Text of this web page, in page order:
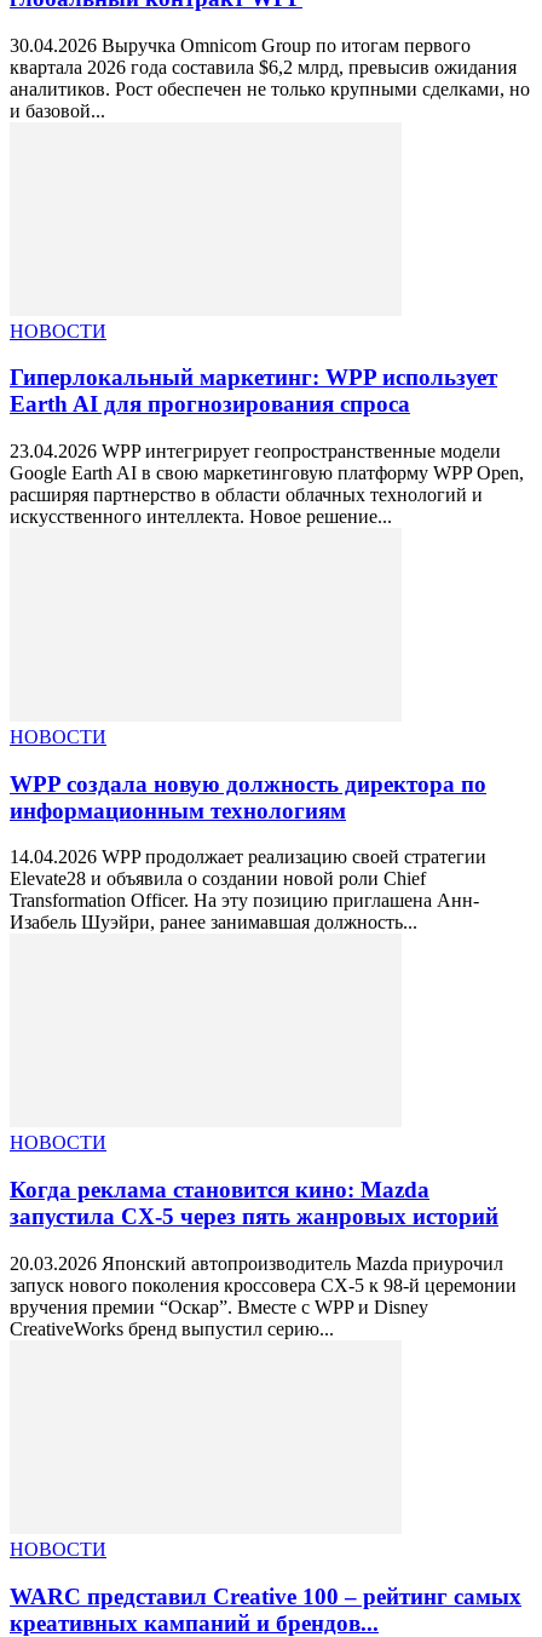
30.04.2026 Выручка Omnicom Group по итогам первого
квартала 2026 года составила $6,2 млрд, превысив ожидания
аналитиков. Рост обеспечен не только крупными сделками, но
и базовой...
НОВОСТИ
Гиперлокальный маркетинг: WPP использует
Earth AI для прогнозирования спроса
23.04.2026 WPP интегрирует геопространственные модели
Google Earth AI в свою маркетинговую платформу WPP Open,
расширяя партнерство в области облачных технологий и
искусственного интеллекта. Новое решение...
НОВОСТИ
WPP создала новую должность директора по
информационным технологиям
14.04.2026 WPP продолжает реализацию своей стратегии
Elevate28 и объявила о создании новой роли Chief
Transformation Officer. На эту позицию приглашена Анн-
Изабель Шуэйри, ранее занимавшая должность...
НОВОСТИ
Когда реклама становится кино: Mazda
запустила CX-5 через пять жанровых историй
20.03.2026 Японский автопроизводитель Mazda приурочил
запуск нового поколения кроссовера CX-5 к 98-й церемонии
вручения премии “Оскар”. Вместе с WPP и Disney
CreativeWorks бренд выпустил серию...
НОВОСТИ
WARC представил Creative 100 – рейтинг самых
креативных кампаний и брендов...